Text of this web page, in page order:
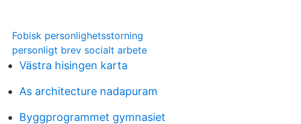
Fobisk personlighetsstorning
personligt brev socialt arbete
Västra hisingen karta
As architecture nadapuram
Byggprogrammet gymnasiet